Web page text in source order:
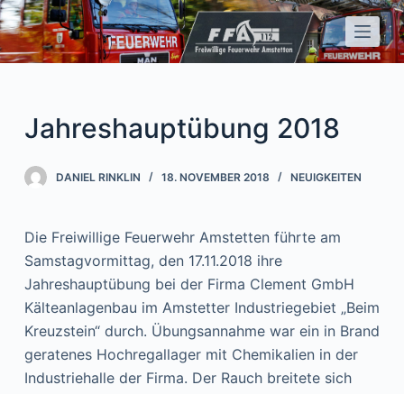
Z
u
m
h
p
n
g
e
Jahreshauptübung 2018
DANIEL RINKLIN 18. NOVEMBER 2018 NEUIGKEITEN
Die Freiwillige Feuerwehr Amstetten führte am
Samstagvormittag, den 17.11.2018 ihre
Jahreshauptübung bei der Firma Clement GmbH
Kälteanlagenbau im Amstetter Industriegebiet „Beim
Kreuzstein“ durch. Übungsannahme war ein in Brand
geratenes Hochregallager mit Chemikalien in der
Industriehalle der Firma. Der Rauch breitete sich